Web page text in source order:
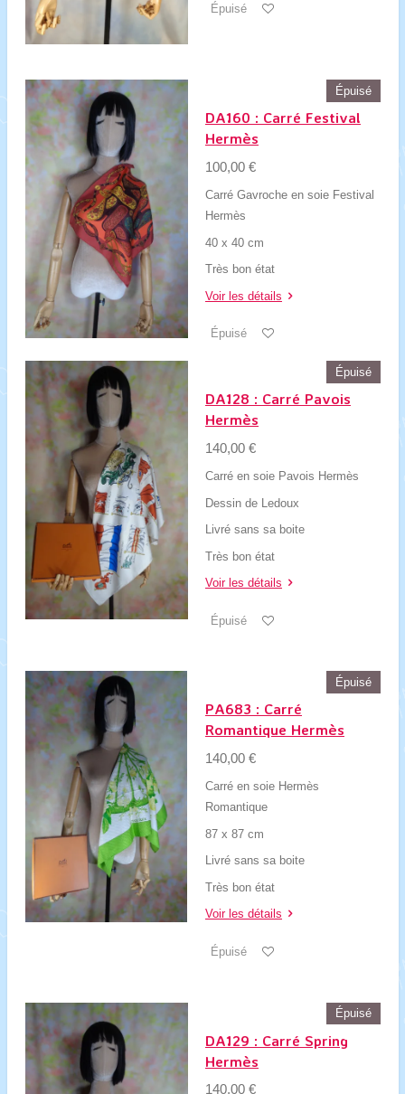
Épuisé
Épuisé
DA160 : Carré Festival
Hermès
100,00 €
Carré Gavroche en soie Festival
Hermès
40 x 40 cm
Très bon état
Voir les détails
Épuisé
Épuisé
DA128 : Carré Pavois
Hermès
140,00 €
Carré en soie Pavois Hermès
Dessin de Ledoux
Livré sans sa boite
Très bon état
Voir les détails
Épuisé
Épuisé
PA683 : Carré
Romantique Hermès
140,00 €
Carré en soie Hermès
Romantique
87 x 87 cm
Livré sans sa boite
Très bon état
Voir les détails
Épuisé
Épuisé
DA129 : Carré Spring
Hermès
140,00 €